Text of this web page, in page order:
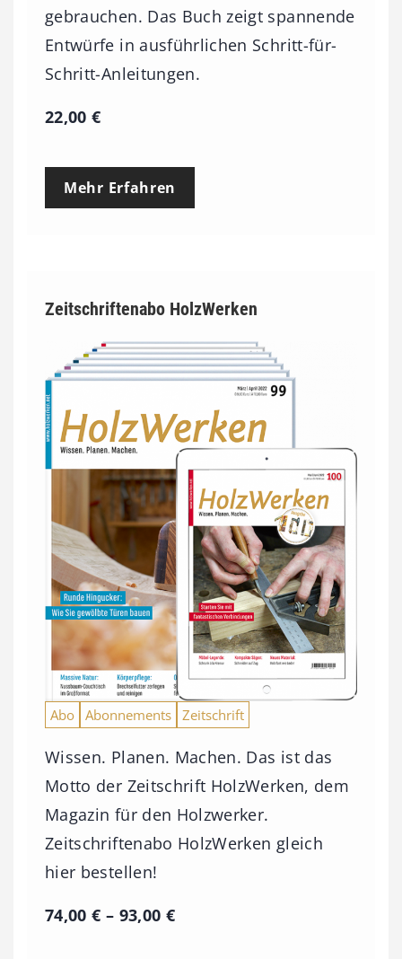
gebrauchen. Das Buch zeigt spannende
Entwürfe in ausführlichen Schritt-für-
Schritt-Anleitungen.
22,00€
Mehr Erfahren
Zeitschriftenabo HolzWerken
Abo Abonnements Zeitschrift
Wissen. Planen. Machen. Das ist das
Motto der Zeitschrift HolzWerken, dem
Magazin für den Holzwerker.
Zeitschriftenabo HolzWerken gleich
hier bestellen!
74,00€ – 93,00 €P